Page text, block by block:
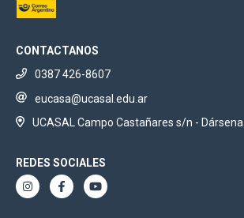
CONTACTANOS
0387 426-8607
eucasa@ucasal.edu.ar
UCASAL Campo Castañares s/n - Dársena
REDES SOCIALES